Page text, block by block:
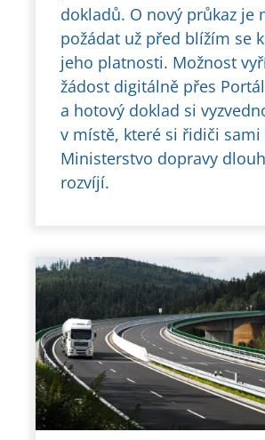
dokladů. O nový průkaz je
požádat už před blížím se
jeho platnosti. Možnost
žádost digitálně přes
a hotový doklad si
v místě, které si řidiči sami
Ministerstvo dopravy
rozvíjí.